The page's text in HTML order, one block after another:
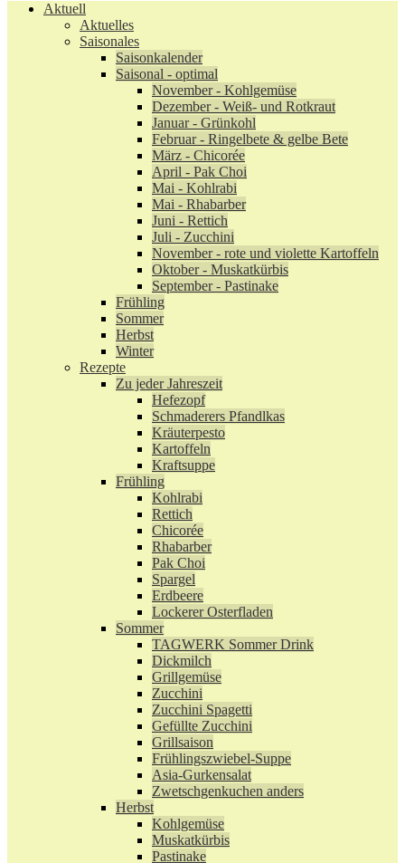
Aktuell
Aktuelles
Saisonales
Saisonkalender
Saisonal - optimal
November - Kohlgemüse
Dezember - Weiß- und Rotkraut
Januar - Grünkohl
Februar - Ringelbete & gelbe Bete
März - Chicorée
April - Pak Choi
Mai - Kohlrabi
Mai - Rhabarber
Juni - Rettich
Juli - Zucchini
November - rote und violette Kartoffeln
Oktober - Muskatkürbis
September - Pastinake
Frühling
Sommer
Herbst
Winter
Rezepte
Zu jeder Jahreszeit
Hefezopf
Schmaderers Pfandlkas
Kräuterpesto
Kartoffeln
Kraftsuppe
Frühling
Kohlrabi
Rettich
Chicorée
Rhabarber
Pak Choi
Spargel
Erdbeere
Lockerer Osterfladen
Sommer
TAGWERK Sommer Drink
Dickmilch
Grillgemüse
Zucchini
Zucchini Spagetti
Gefüllte Zucchini
Grillsaison
Frühlingszwiebel-Suppe
Asia-Gurkensalat
Zwetschgenkuchen anders
Herbst
Kohlgemüse
Muskatkürbis
Pastinake